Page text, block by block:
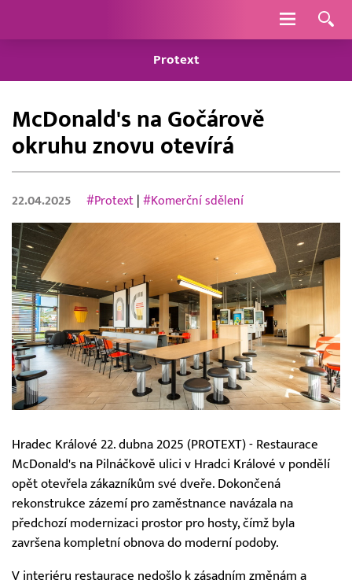
Navigace
Protext
McDonald's na Gočárově
okruhu znovu otevírá
22.04.2025 #Protext |#Komerční sdělení
Hradec Králové 22. dubna 2025 (PROTEXT) - Restaurace
McDonald's na Pilnáčkově ulici v Hradci Králové v pondělí
opět otevřela zákazníkům své dveře. Dokončená
rekonstrukce zázemí pro zaměstnance navázala na
předchozí modernizaci prostor pro hosty, čímž byla
završena kompletní obnova do moderní podoby.
V interiéru restaurace nedošlo k zásadním změnám a